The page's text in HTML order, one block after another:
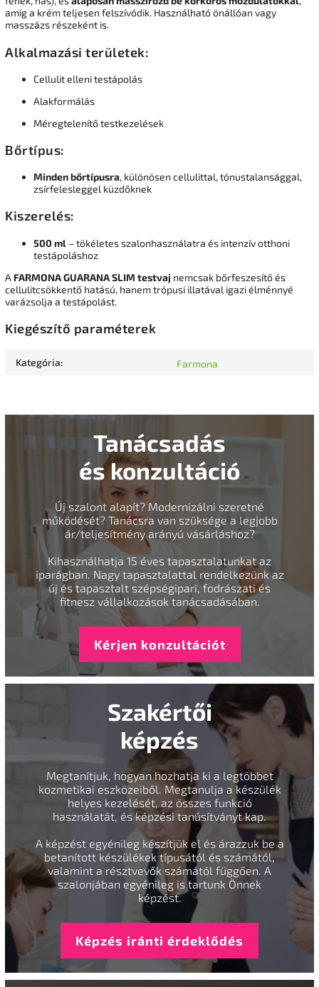
amíg a krém teljesen felszívódik. Használható önállóan vagy
masszázs részeként is.
Alkalmazási területek:
Cellulit elleni testápolás
Alakformálás
Méregtelenítő testkezelések
Bőrtípus:
Minden bőrtípusra, különösen cellulittal, tónustalansággal,
zsírfelesleggel küzdőknek
Kiszerelés:
500 ml – tökéletes szalonhasználatra és intenzív otthoni
testápoláshoz
A FARMONA GUARANA SLIM testvaj nemcsak bőrfeszesítő és
cellulitcsökkentő hatású, hanem trópusi illatával igazi élménnyé
varázsolja a testápolást.
Kiegészítő paraméterek
Kategória: Farmona
Tanácsadás
és konzultáció
Új szalont alapít? Modernizálni szeretné
működését? Tanácsra van szüksége a legjobb
ár/teljesítmény arányú vásárláshoz?
Kihasználhatja 15 éves tapasztalatunkat az
iparágban. Nagy tapasztalattal rendelkezünk az
új és tapasztalt szépségipari, fodrászati és
fitnesz vállalkozások tanácsadásában.
Kérjen konzultációt
Szakértői
képzés
Megtanítjuk, hogyan hozhatja ki a legtöbbet
kozmetikai eszközeiből. Megtanulja a készülék
helyes kezelését, az összes funkció
használatát, és képzési tanúsítványt kap.
A képzést egyénileg készítjük el és árazzuk be a
betanított készülékek típusától és számától,
valamint a résztvevők számától függően. A
szalonjában egyénileg is tartunk Önnek
képzést.
Képzés iránti érdeklődés